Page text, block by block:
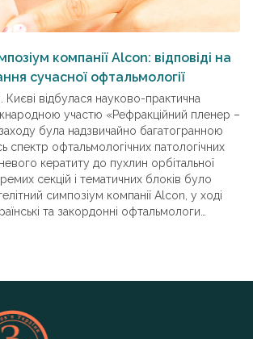
компанії Alcon: відповіді на
сучасної офтальмології
відбулася науково-практична
участю «Рефракційний пленер –
була надзвичайно багатогранною
спектр офтальмологічних патологічних
кератиту до пухлин орбітальної
секцій і тематичних блоків було
симпозіум компанії Alcon, у ході
та закордонні офтальмологи